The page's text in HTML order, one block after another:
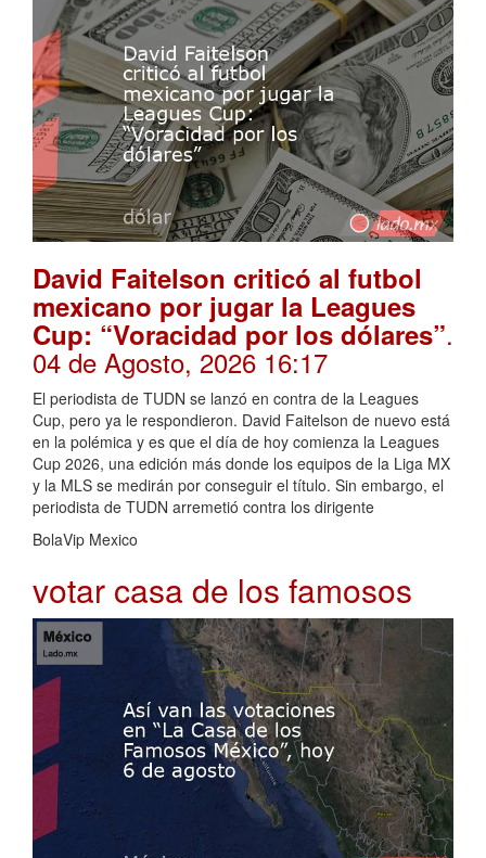
David Faitelson criticó al futbol
mexicano por jugar la Leagues
Cup: “Voracidad por los dólares”.
04 de Agosto, 2026 16:17
El periodista de TUDN se lanzó en contra de la Leagues
Cup, pero ya le respondieron. David Faitelson de nuevo está
en la polémica y es que el día de hoy comienza la Leagues
Cup 2026, una edición más donde los equipos de la Liga MX
y la MLS se medirán por conseguir el título. Sin embargo, el
periodista de TUDN arremetió contra los dirigente
BolaVip Mexico
votar casa de los famosos